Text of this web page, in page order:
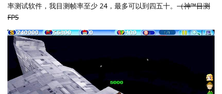
率测试软件，我目测帧率至少 24，最多可以到四五十。 （神™目测
FPS